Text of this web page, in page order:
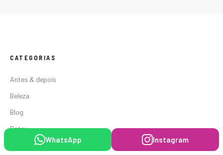
CATEGORIAS
Antes & depois
Beleza
Blog
Botox
WhatsApp Instagram